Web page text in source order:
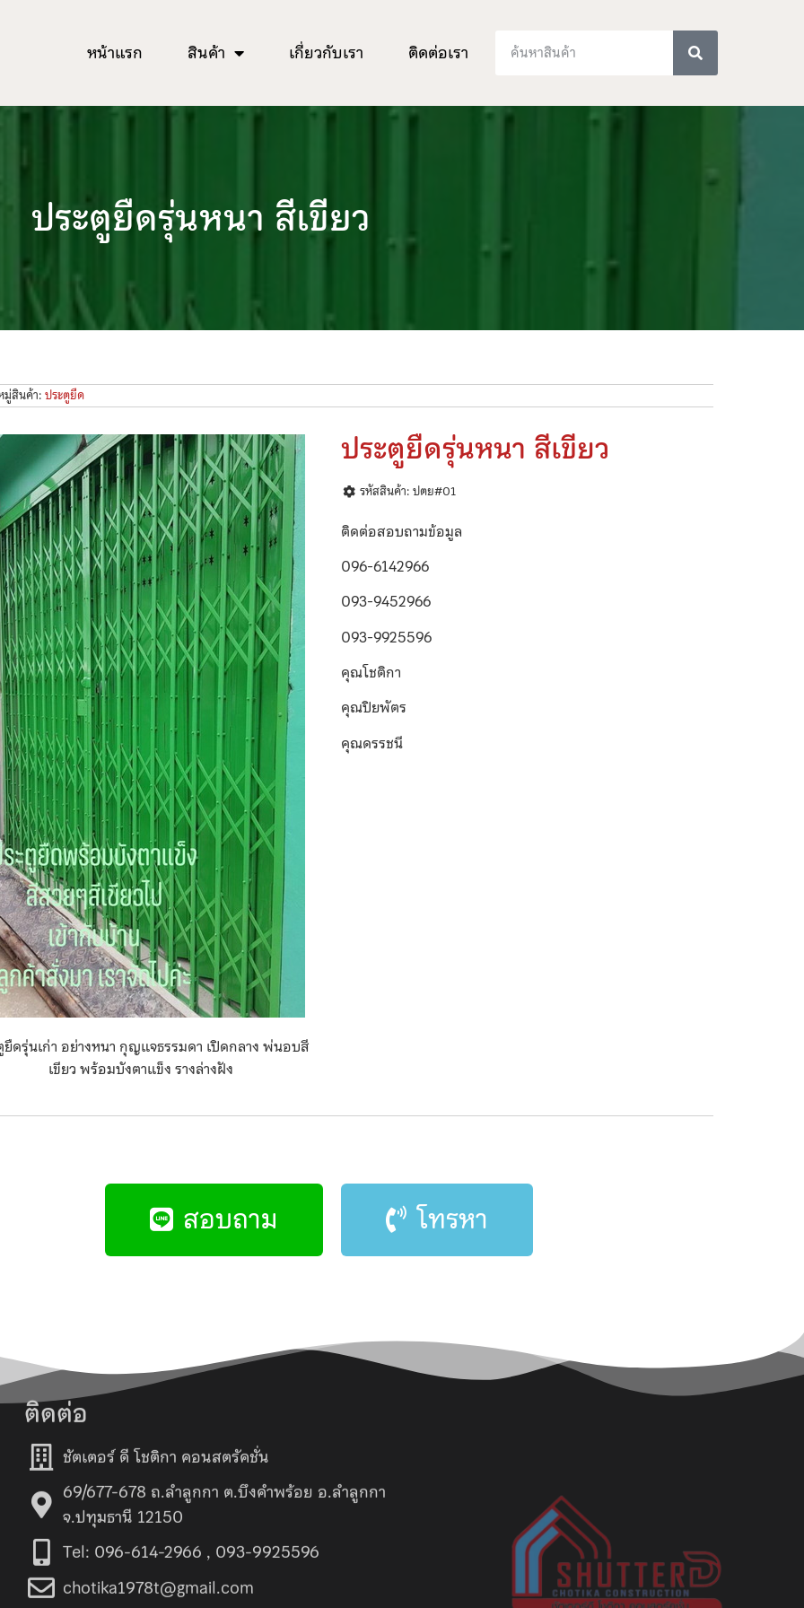
หน้าแรก สินค้า เกี่ยวกับเรา ติดต่อเรา
ประตูยืดรุ่นหนา สีเขียว
สินค้า:ประตูยืด
ยืดรุ่นเก่า อย่างหนา กุญแจธรรมดา เปิดกลาง พ่นอบสี
เขียว พร้อมบังตาแข็ง รางล่างฝัง
ประตูยืดรุ่นหนา สีเขียว
รหัสสินค้า: ปตย#01
ติดต่อสอบถามข้อมูล
096-6142966
093-9452966
093-9925596
คุณโชติกา
คุณปิยพัตร
คุณดรรชนี
สอบถาม โทรหา
ติดต่อ
ชัตเตอร์ ดี โชติกา คอนสตรัคชั่น
69/677-678 ถ.ลำลูกกา ต.บึงคำพร้อย อ.ลำลูกกา
จ.ปทุมธานี 12150
Tel: 096-614-2966 , 093-9925596
chotika1978t@gmail.com
รับเหมา ผลิตและติดตั้ง งานประตูทุกระบบ
งานประตูยืด ลิฟท์ และประตูรั้ว